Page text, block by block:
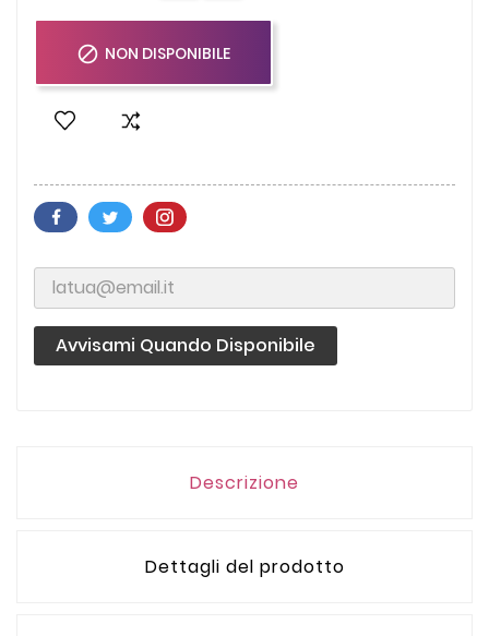
 NON DISPONIBILE
Avvisami Quando Disponibile
Descrizione
Dettagli del prodotto